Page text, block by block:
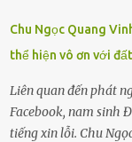
để được giúp đỡ thì
có biết gì đâu Nhiều
lầm, thì họ cũng
không dạy con cẩn...
Chu Ngọc Quang
thể hiện vô ơn với
Liên quan đến phát
Facebook, nam sinh
tiếng xin lỗi. Chu